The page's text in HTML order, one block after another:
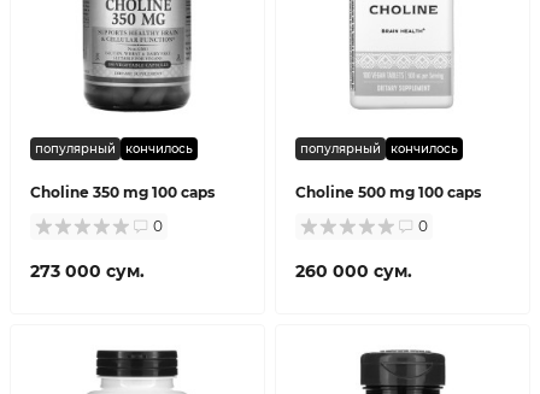
популярный кончилось
Choline 350 mg 100 caps
0
273 000 сум.
популярный кончилось
Choline 500 mg 100 caps
0
260 000 сум.